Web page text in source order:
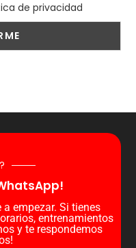
de privacidad
empezar. Si tienes
entrenamientos
y te respondemos